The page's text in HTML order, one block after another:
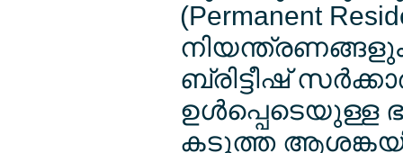
(Permanent
ബ്രിട്ടീഷ്
ഉള്‍പ്പെടെയുള്ള
കടുത്ത